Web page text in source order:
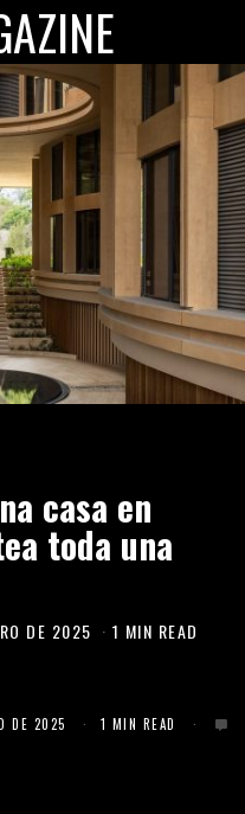
casa en
toda una
DE 2025 1 MIN READ
DE 2025 1 MIN READ